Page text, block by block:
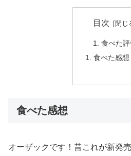
目次
食べた評
食べた感想
食べた感想
オーザックです！昔これが新発